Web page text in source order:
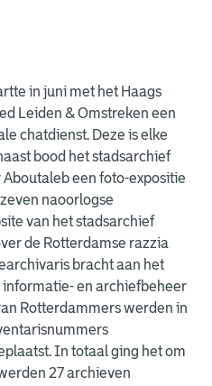
in juni met het Haags
Leiden & Omstreken een
chatdienst. Deze is elke
bood het stadsarchief
een foto-expositie
naoorlogse
van het stadsarchief
de Rotterdamse razzia
bracht aan het
en archiefbeheer
Rotterdammers werden in
In totaal ging het om
27 archieven